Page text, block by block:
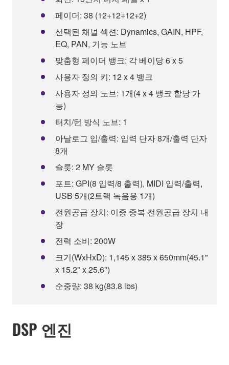
페이더: 38 (12+12+12+2)
선택된 채널 섹션: Dynamics, GAIN, HPF,
EQ, PAN, 기능 노브
맞춤형 페이더 뱅크: 각 베이당 6 x 5
사용자 정의 키: 12 x 4 뱅크
사용자 정의 노브: 1개(4 x 4 뱅크 할당 가
능)
터치/턴 방식 노브: 1
아날로그 입/출력: 입력 단자 8개/출력 단자
8개
슬롯: 2 MY 슬롯
포트: GPI(8 입력/8 출력), MIDI 입력/출력,
USB 5개(2트랙 녹음용 1개)
전원공급 장치: 이중 중복 전원공급 장치 내
장
전력 소비: 200W
크기(WxHxD): 1,145 x 385 x 650mm(45.1"
x 15.2" x 25.6")
순중량: 38 kg(83.8 lbs)
DSP 엔진